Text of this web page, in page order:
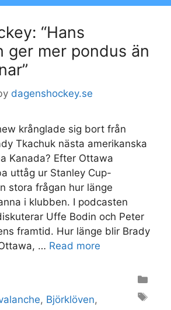
“Hans
ger mer pondus än
dagenshockey.se
krånglade sig bort från
Tkachuk nästa amerikanska
Kanada? Efter Ottawa
uttåg ur Stanley Cup-
stora frågan hur länge
i klubben. I podcasten
Uffe Bodin och Peter
framtid. Hur länge blir Brady
… Read more
, Björklöven,